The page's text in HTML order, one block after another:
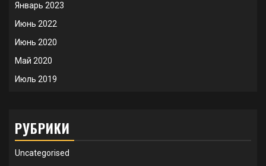
Январь 2023
Июнь 2022
Июнь 2020
Май 2020
Июль 2019
РУБРИКИ
Uncategorised